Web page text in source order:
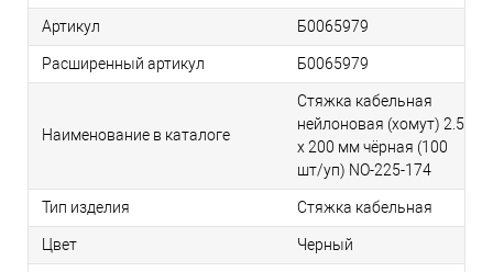
Артикул Б0065979
Расширенный артикул Б0065979
Наименование в каталоге
Стяжка кабельная
нейлоновая (хомут) 2.5
х 200 мм чёрная (100
шт/уп) NO-225-174
Тип изделия Стяжка кабельная
Цвет Черный